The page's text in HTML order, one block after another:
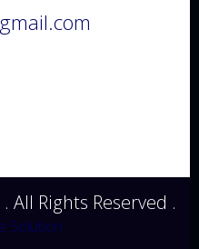
All Rights Reserved .
Solution